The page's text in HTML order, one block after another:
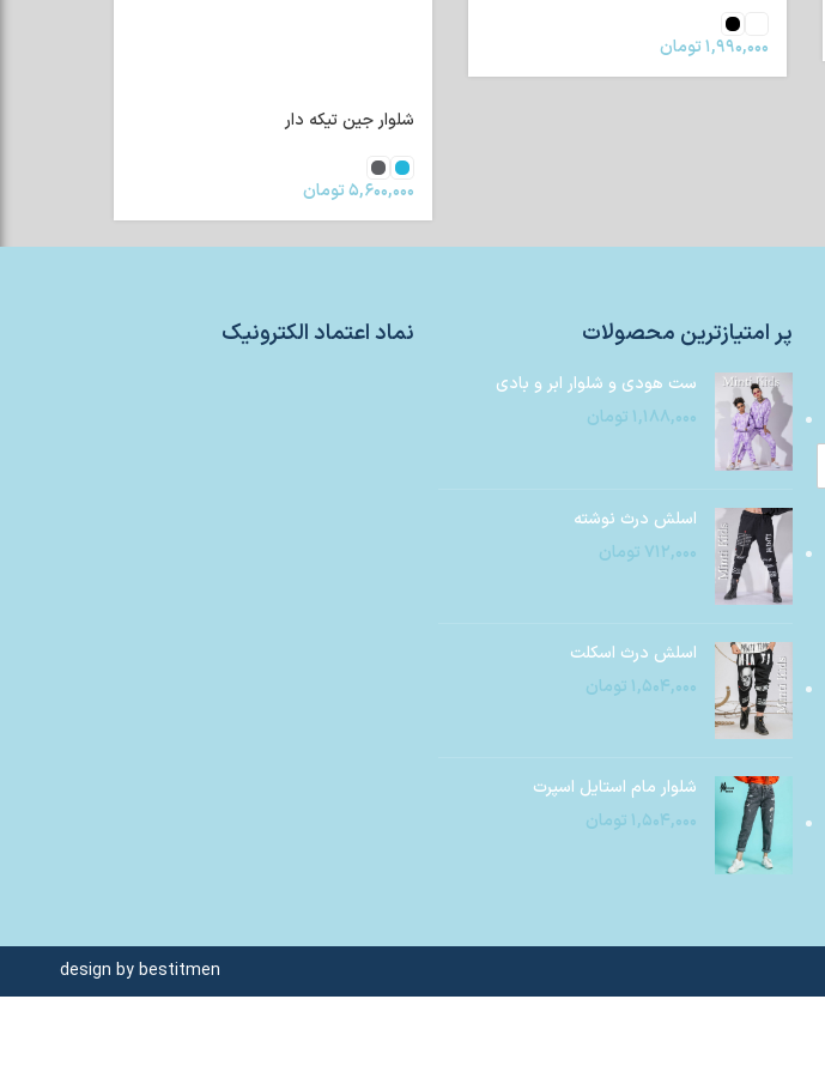
۱,۹۹۰,۰۰۰تومان
شلوار جین تیکه دار
۵,۶۰۰,۰۰۰تومان
پر امتیازترین محصولات
ست هودی و شلوار ابر و بادی
۱,۱۸۸,۰۰۰ تومان
اسلش درث نوشته
۷۱۲,۰۰۰ تومان
اسلش درث اسکلت
۱,۵۰۴,۰۰۰ تومان
شلوار مام استایل اسپرت
۱,۵۰۴,۰۰۰ تومان
نماد اعتماد الکترونیک
design bybestitmen